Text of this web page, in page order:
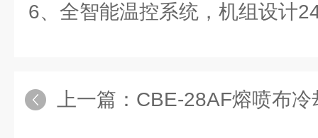
6、全智能温控系统，机组设计
上一篇： CBE-28AF熔喷布冷